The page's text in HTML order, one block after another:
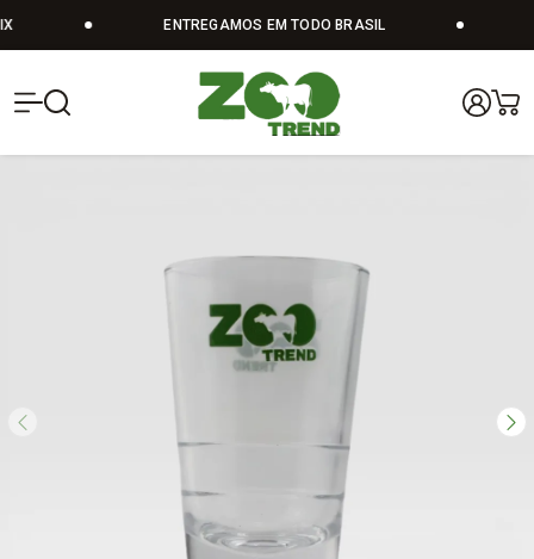
ENTREGAMOS EM TODO BRASIL
Zoo Trend |